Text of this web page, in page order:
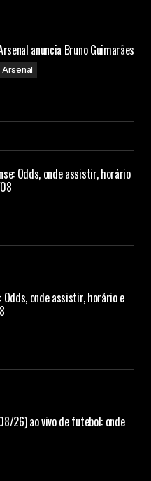
anuncia Bruno Guimarães
Arsenal
Odds, onde assistir, horário
Odds, onde assistir, horário e
26) ao vivo de futebol: onde